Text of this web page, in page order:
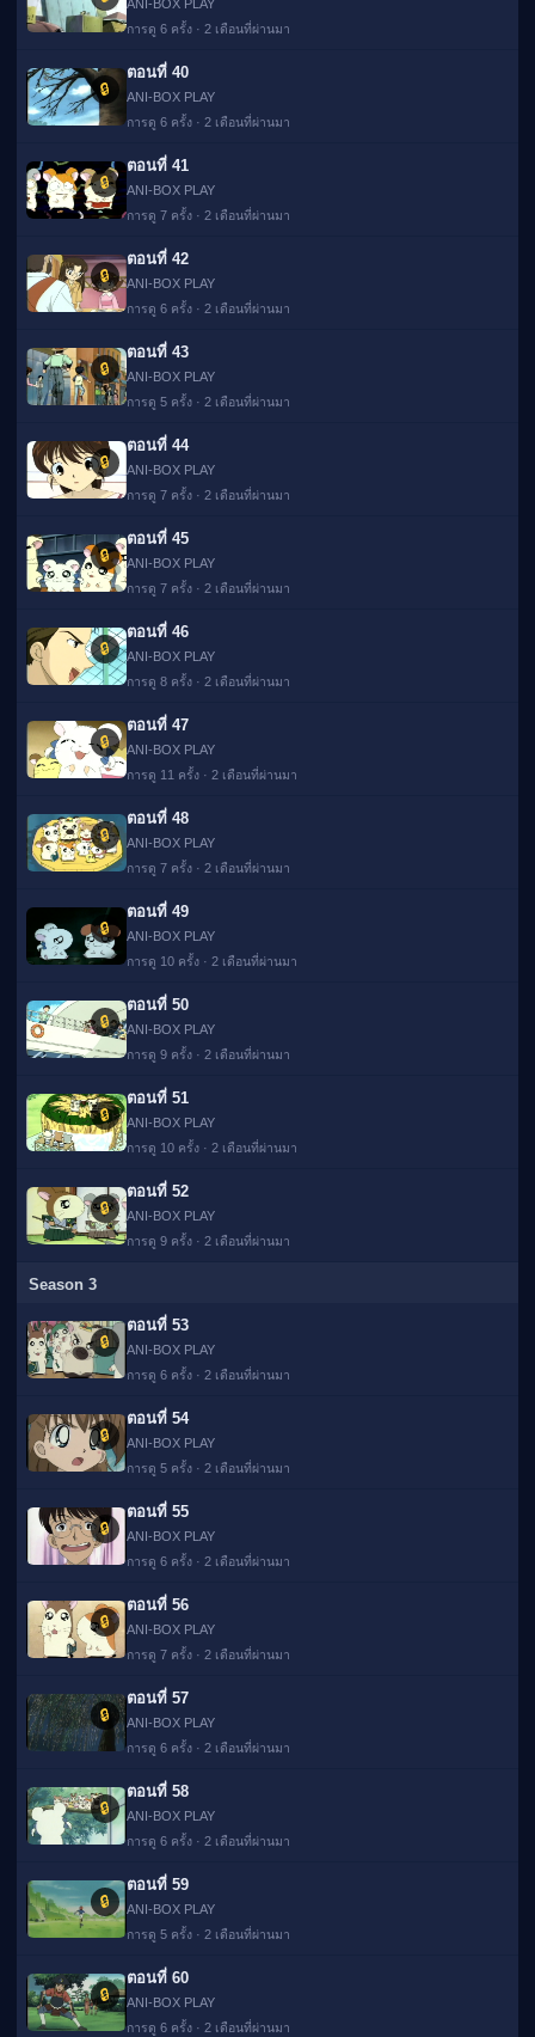
ANI-BOX PLAY
การดู 6 ครั้ง · 2 เดือนที่ผ่านมา
🔒
ตอนที่ 40
ANI-BOX PLAY
การดู 6 ครั้ง · 2 เดือนที่ผ่านมา
🔒
ตอนที่ 41
ANI-BOX PLAY
การดู 7 ครั้ง · 2 เดือนที่ผ่านมา
🔒
ตอนที่ 42
ANI-BOX PLAY
การดู 6 ครั้ง · 2 เดือนที่ผ่านมา
🔒
ตอนที่ 43
ANI-BOX PLAY
การดู 5 ครั้ง · 2 เดือนที่ผ่านมา
🔒
ตอนที่ 44
ANI-BOX PLAY
การดู 7 ครั้ง · 2 เดือนที่ผ่านมา
🔒
ตอนที่ 45
ANI-BOX PLAY
การดู 7 ครั้ง · 2 เดือนที่ผ่านมา
🔒
ตอนที่ 46
ANI-BOX PLAY
การดู 8 ครั้ง · 2 เดือนที่ผ่านมา
🔒
ตอนที่ 47
ANI-BOX PLAY
การดู 11 ครั้ง · 2 เดือนที่ผ่านมา
🔒
ตอนที่ 48
ANI-BOX PLAY
การดู 7 ครั้ง · 2 เดือนที่ผ่านมา
🔒
ตอนที่ 49
ANI-BOX PLAY
การดู 10 ครั้ง · 2 เดือนที่ผ่านมา
🔒
ตอนที่ 50
ANI-BOX PLAY
การดู 9 ครั้ง · 2 เดือนที่ผ่านมา
🔒
ตอนที่ 51
ANI-BOX PLAY
การดู 10 ครั้ง · 2 เดือนที่ผ่านมา
🔒
ตอนที่ 52
ANI-BOX PLAY
การดู 9 ครั้ง · 2 เดือนที่ผ่านมา
Season 3
🔒
ตอนที่ 53
ANI-BOX PLAY
การดู 6 ครั้ง · 2 เดือนที่ผ่านมา
🔒
ตอนที่ 54
ANI-BOX PLAY
การดู 5 ครั้ง · 2 เดือนที่ผ่านมา
🔒
ตอนที่ 55
ANI-BOX PLAY
การดู 6 ครั้ง · 2 เดือนที่ผ่านมา
🔒
ตอนที่ 56
ANI-BOX PLAY
การดู 7 ครั้ง · 2 เดือนที่ผ่านมา
🔒
ตอนที่ 57
ANI-BOX PLAY
การดู 6 ครั้ง · 2 เดือนที่ผ่านมา
🔒
ตอนที่ 58
ANI-BOX PLAY
การดู 6 ครั้ง · 2 เดือนที่ผ่านมา
🔒
ตอนที่ 59
ANI-BOX PLAY
การดู 5 ครั้ง · 2 เดือนที่ผ่านมา
🔒
ตอนที่ 60
ANI-BOX PLAY
การดู 6 ครั้ง · 2 เดือนที่ผ่านมา